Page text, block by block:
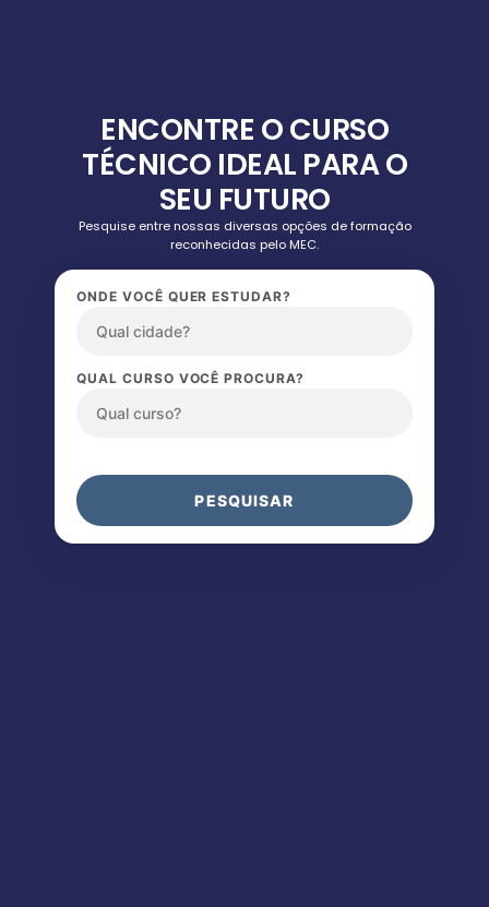
ENCONTRE O CURSO
TÉCNICO IDEAL PARA O
SEU FUTURO
Pesquise entre nossas diversas opções de formação
reconhecidas pelo MEC.
ONDE VOCÊ QUER ESTUDAR?
QUAL CURSO VOCÊ PROCURA?
PESQUISAR